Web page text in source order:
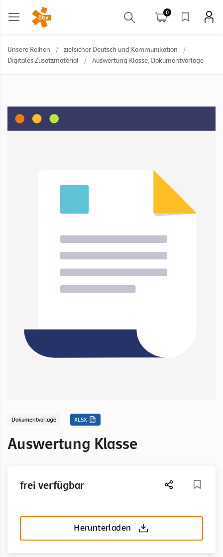
0
Unsere Reihen / zielsicher Deutsch und Kommunikation
/
Digitales Zusatzmaterial
/ Auswertung Klasse, Dokumentvorlage
Dokumentvorlage XLSX
Auswertung Klasse
frei verfügbar
Herunterladen